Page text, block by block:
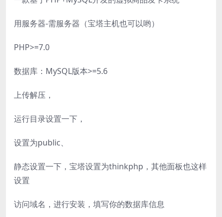
用服务器-需服务器（宝塔主机也可以哟）
PHP>=7.0
数据库：MySQL版本>=5.6
上传解压，
运行目录设置一下，
设置为public、
静态设置一下，宝塔设置为thinkphp，其他面板也这样
设置
访问域名，进行安装，填写你的数据库信息